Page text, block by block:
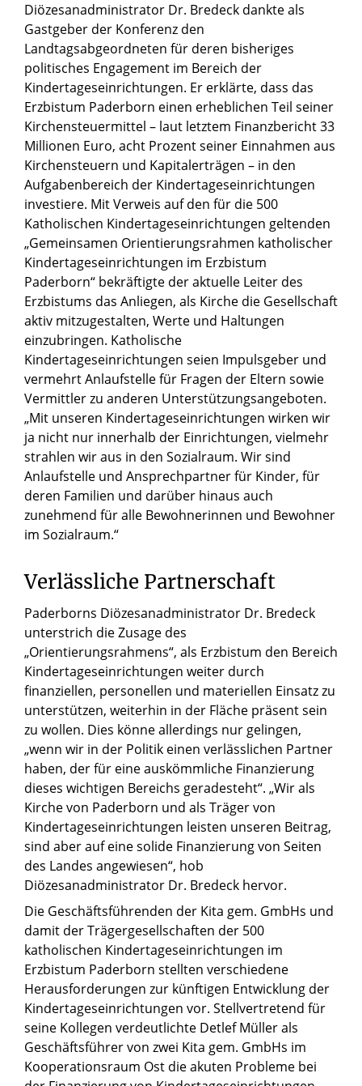
Diözesanadministrator Dr. Bredeck dankte als
Gastgeber der Konferenz den
Landtagsabgeordneten für deren bisheriges
politisches Engagement im Bereich der
Kindertageseinrichtungen. Er erklärte, dass das
Erzbistum Paderborn einen erheblichen Teil seiner
Kirchensteuermittel – laut letztem Finanzbericht 33
Millionen Euro, acht Prozent seiner Einnahmen aus
Kirchensteuern und Kapitalerträgen – in den
Aufgabenbereich der Kindertageseinrichtungen
investiere. Mit Verweis auf den für die 500
Katholischen Kindertageseinrichtungen geltenden
„Gemeinsamen Orientierungsrahmen katholischer
Kindertageseinrichtungen im Erzbistum
Paderborn“ bekräftigte der aktuelle Leiter des
Erzbistums das Anliegen, als Kirche die Gesellschaft
aktiv mitzugestalten, Werte und Haltungen
einzubringen. Katholische
Kindertageseinrichtungen seien Impulsgeber und
vermehrt Anlaufstelle für Fragen der Eltern sowie
Vermittler zu anderen Unterstützungsangeboten.
„Mit unseren Kindertageseinrichtungen wirken wir
ja nicht nur innerhalb der Einrichtungen, vielmehr
strahlen wir aus in den Sozialraum. Wir sind
Anlaufstelle und Ansprechpartner für Kinder, für
deren Familien und darüber hinaus auch
zunehmend für alle Bewohnerinnen und Bewohner
im Sozialraum.“
Verlässliche Partnerschaft
Paderborns Diözesanadministrator Dr. Bredeck
unterstrich die Zusage des
„Orientierungsrahmens“, als Erzbistum den Bereich
Kindertageseinrichtungen weiter durch
finanziellen, personellen und materiellen Einsatz zu
unterstützen, weiterhin in der Fläche präsent sein
zu wollen. Dies könne allerdings nur gelingen,
„wenn wir in der Politik einen verlässlichen Partner
haben, der für eine auskömmliche Finanzierung
dieses wichtigen Bereichs geradesteht“. „Wir als
Kirche von Paderborn und als Träger von
Kindertageseinrichtungen leisten unseren Beitrag,
sind aber auf eine solide Finanzierung von Seiten
des Landes angewiesen“, hob
Diözesanadministrator Dr. Bredeck hervor.
Die Geschäftsführenden der Kita gem. GmbHs und
damit der Trägergesellschaften der 500
katholischen Kindertageseinrichtungen im
Erzbistum Paderborn stellten verschiedene
Herausforderungen zur künftigen Entwicklung der
Kindertageseinrichtungen vor. Stellvertretend für
seine Kollegen verdeutlichte Detlef Müller als
Geschäftsführer von zwei Kita gem. GmbHs im
Kooperationsraum Ost die akuten Probleme bei